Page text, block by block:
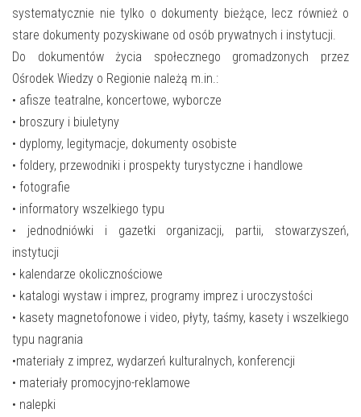
FOTO
E-INFORMATOR
O NAS
systematycznie nie tylko o dokumenty bieżące, lecz również o
stare dokumenty pozyskiwane od osób prywatnych i instytucji.
Do dokumentów życia społecznego gromadzonych przez
Ośrodek Wiedzy o Regionie należą m.in.:
• afisze teatralne, koncertowe, wyborcze
• broszury i biuletyny
• dyplomy, legitymacje, dokumenty osobiste
• foldery, przewodniki i prospekty turystyczne i handlowe
• fotografie
• informatory wszelkiego typu
• jednodniówki i gazetki organizacji, partii, stowarzyszeń,
instytucji
• kalendarze okolicznościowe
• katalogi wystaw i imprez, programy imprez i uroczystości
• kasety magnetofonowe i video, płyty, taśmy, kasety i wszelkiego
typu nagrania
•materiały z imprez, wydarzeń kulturalnych, konferencji
• materiały promocyjno-reklamowe
• nalepki